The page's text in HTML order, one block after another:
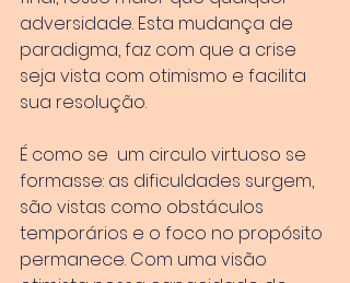
adversidade. Esta mudança de
paradigma, faz com que a crise
seja vista com otimismo e facilita
sua resolução.
É como se  um circulo virtuoso se
formasse: as dificuldades surgem,
são vistas como obstáculos
temporários e o foco no propósito
permanece. Com uma visão